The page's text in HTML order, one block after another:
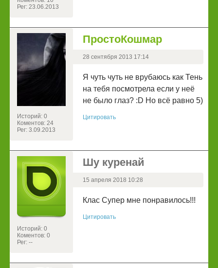
Рег: 23.06.2013
Историй: 0
Коментов: 24
Рег: 3.09.2013
ПростоКошмар
28 сентября 2013 17:14
Я чуть чуть не врубаюсь как Тень
на тебя посмотрела если у неё
не было глаз? :D Но всё равно 5)
Цитировать
Историй: 0
Коментов: 0
Рег: --
Шу куренай
15 апреля 2018 10:28
Клас Супер мне понравилось!!!
Цитировать